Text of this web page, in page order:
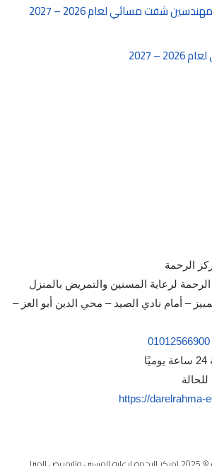
شفت مسائي لعام 2026 – 2027
– 2027
الرحمة
لرعاية المسنين والتمريض بالمنزل
45 شارع قمبيز – أمام نادي الصيد – محي الدين أبو العز –
01012566900
https://darelrahma-